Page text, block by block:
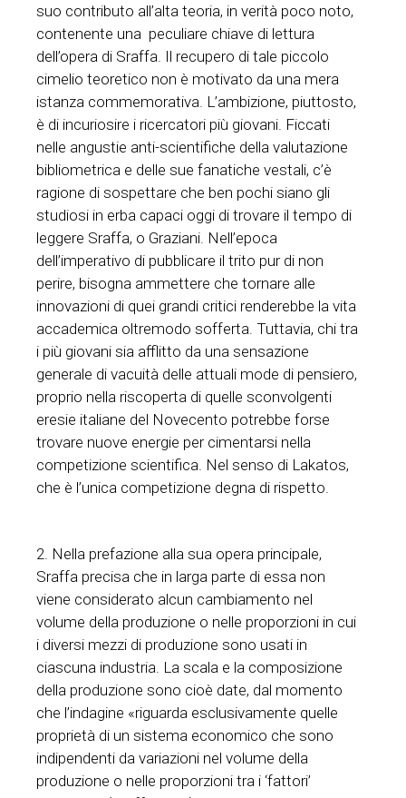
suo contributo all’alta teoria, in verità poco noto,
contenente una peculiare chiave di lettura
dell’opera di Sraffa. Il recupero di tale piccolo
cimelio teoretico non è motivato da una mera
istanza commemorativa. L’ambizione, piuttosto,
è di incuriosire i ricercatori più giovani. Ficcati
nelle angustie anti-scientifiche della valutazione
bibliometrica e delle sue fanatiche vestali, c’è
ragione di sospettare che ben pochi siano gli
studiosi in erba capaci oggi di trovare il tempo di
leggere Sraffa, o Graziani. Nell’epoca
dell’imperativo di pubblicare il trito pur di non
perire, bisogna ammettere che tornare alle
innovazioni di quei grandi critici renderebbe la vita
accademica oltremodo sofferta. Tuttavia, chi tra
i più giovani sia afflitto da una sensazione
generale di vacuità delle attuali mode di pensiero,
proprio nella riscoperta di quelle sconvolgenti
eresie italiane del Novecento potrebbe forse
trovare nuove energie per cimentarsi nella
competizione scientifica. Nel senso di Lakatos,
che è l’unica competizione degna di rispetto.
2. Nella prefazione alla sua opera principale,
Sraffa precisa che in larga parte di essa non
viene considerato alcun cambiamento nel
volume della produzione o nelle proporzioni in cui
i diversi mezzi di produzione sono usati in
ciascuna industria. La scala e la composizione
della produzione sono cioè date, dal momento
che l’indagine «riguarda esclusivamente quelle
proprietà di un sistema economico che sono
indipendenti da variazioni nel volume della
produzione o nelle proporzioni tra i ‘fattori’